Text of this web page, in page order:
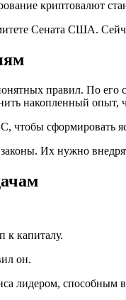
криптовалют
Сената США.
правил. По
накопленный опыт,
чтобы
Их нужно
к капиталу.
он.
лидером, способным